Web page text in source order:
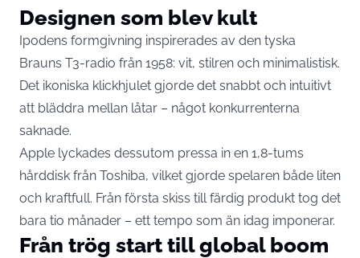
Designen som blev kult
Ipodens formgivning inspirerades av den tyska
Brauns T3-radio från 1958: vit, stilren och minimalistisk.
Det ikoniska klickhjulet gjorde det snabbt och intuitivt
att bläddra mellan låtar – något konkurrenterna
saknade.
Apple lyckades dessutom pressa in en 1,8-tums
hårddisk från Toshiba, vilket gjorde spelaren både liten
och kraftfull. Från första skiss till färdig produkt tog det
bara tio månader – ett tempo som än idag imponerar.
Från trög start till global boom